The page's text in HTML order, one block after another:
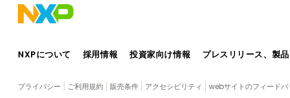
NXPについて 採用情報 投資家向け情報 プレスリリース、製
プライバシー ご利用規約 販売条件 アクセシビリティ webサイトのフィードバ